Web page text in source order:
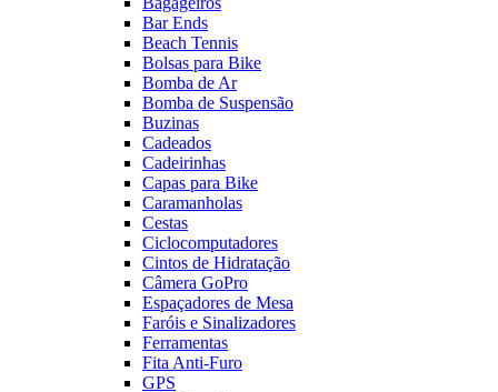
Bar Ends
Beach Tennis
Bolsas para Bike
Bomba de Ar
Bomba de Suspensão
Buzinas
Cadeados
Cadeirinhas
Capas para Bike
Caramanholas
Cestas
Ciclocomputadores
Cintos de Hidratação
Câmera GoPro
Espaçadores de Mesa
Faróis e Sinalizadores
Ferramentas
Fita Anti-Furo
GPS